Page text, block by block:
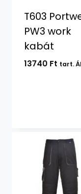
T603
PW3 work
kabát
13740 Ft tart.